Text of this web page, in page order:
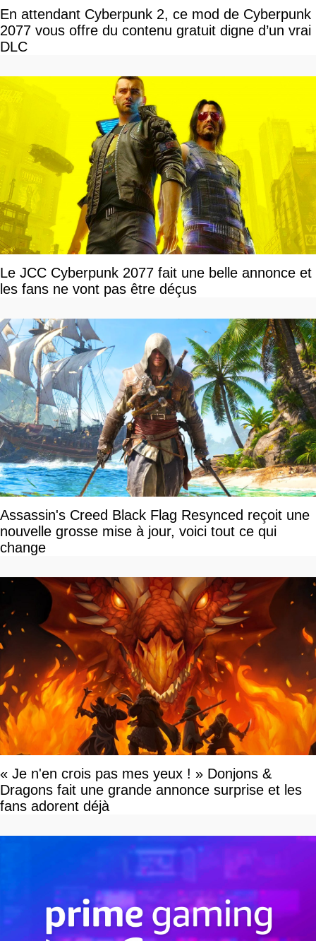
En attendant Cyberpunk 2, ce mod de Cyberpunk
2077 vous offre du contenu gratuit digne d’un vrai
DLC
Le JCC Cyberpunk 2077 fait une belle annonce et
les fans ne vont pas être déçus
Assassin's Creed Black Flag Resynced reçoit une
nouvelle grosse mise à jour, voici tout ce qui
change
« Je n'en crois pas mes yeux ! » Donjons &
Dragons fait une grande annonce surprise et les
fans adorent déjà